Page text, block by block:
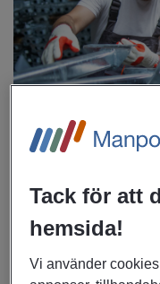
Om arbetet
Som industriarbetare
möjlighet att arbeta
Främst har vi behov
Tack för att
hemsida!
Vi använder